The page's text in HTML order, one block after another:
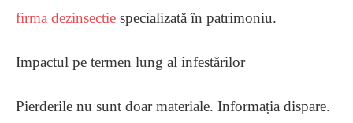
firma dezinsectie specializată în patrimoniu.
Impactul pe termen lung al infestărilor
Pierderile nu sunt doar materiale. Informația dispare.